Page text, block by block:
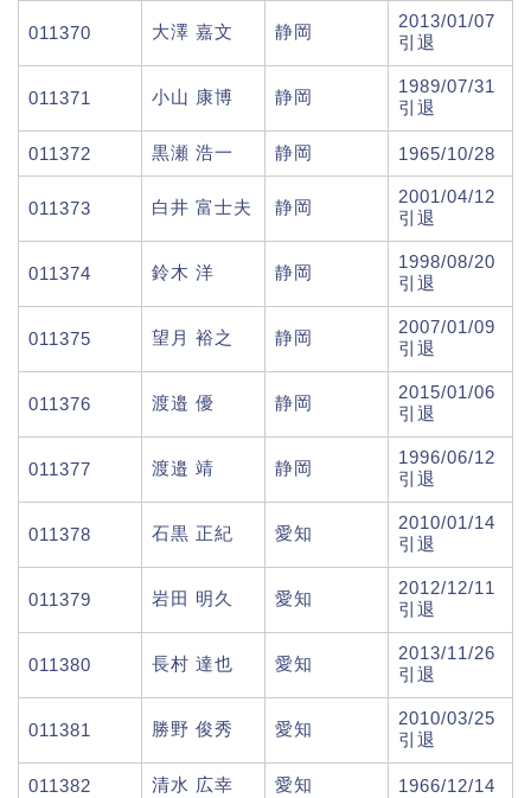
011370 大澤 嘉文 静岡
2013/01/07
引退
011371 小山 康博 静岡
1989/07/31
引退
011372 黒瀬 浩一 静岡 1965/10/28
011373 白井 富士夫 静岡
2001/04/12
引退
011374 鈴木 洋 静岡
1998/08/20
引退
011375 望月 裕之 静岡
2007/01/09
引退
011376 渡邉 優 静岡
2015/01/06
引退
011377 渡邉 靖 静岡
1996/06/12
引退
011378 石黒 正紀 愛知
2010/01/14
引退
011379 岩田 明久 愛知
2012/12/11
引退
011380 長村 達也 愛知
2013/11/26
引退
011381 勝野 俊秀 愛知
2010/03/25
引退
011382 清水 広幸 愛知 1966/12/14